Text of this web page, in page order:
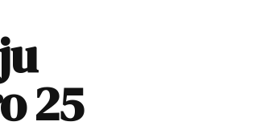
25